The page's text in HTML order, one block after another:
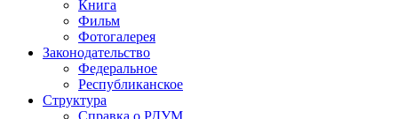
Книга
Фильм
Фотогалерея
Законодательство
Федеральное
Республиканское
Структура
Справка о РДУМ